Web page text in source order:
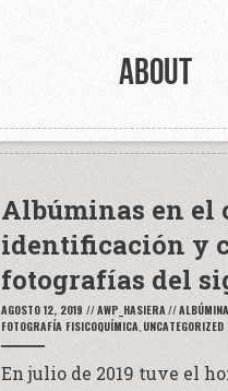
ABOUT
Albúminas en el
identificación y
fotografías del
AGOSTO 12, 2019 //AWP_HASIERA//ALBÚMINA
FOTOGRAFÍA FISICOQUÍMICA, UNCATEGORIZED
En julio de 2019 tuve el